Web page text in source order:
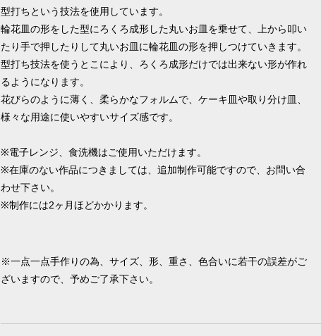
型打ちという技法を使用しています。
輪花皿の形をした型にろくろ成形した丸いお皿を乗せて、上から叩い
たり手で押したりして丸いお皿に輪花皿の形を押しつけていきます。
型打ち技法を使うとこにより、ろくろ成形だけでは出来ない形が作れ
るようになります。
花びらのように薄く、柔らかなフォルムで、ケーキ皿や取り分け皿、
様々な用途に使いやすいサイズ感です。
※電子レンジ、食洗機はご使用いただけます。
※在庫のない作品につきましては、追加制作可能ですので、お問い合
わせ下さい。
※制作には2ヶ月ほどかかります。
※一点一点手作りの為、サイズ、形、重さ、色合いに若干の誤差がご
ざいますので、予めご了承下さい。